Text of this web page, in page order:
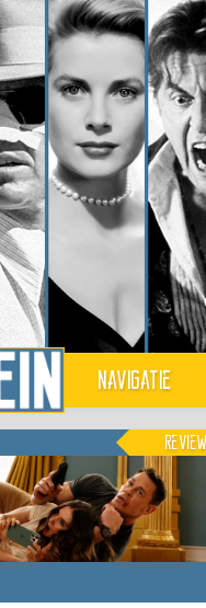
Navigatie
Review